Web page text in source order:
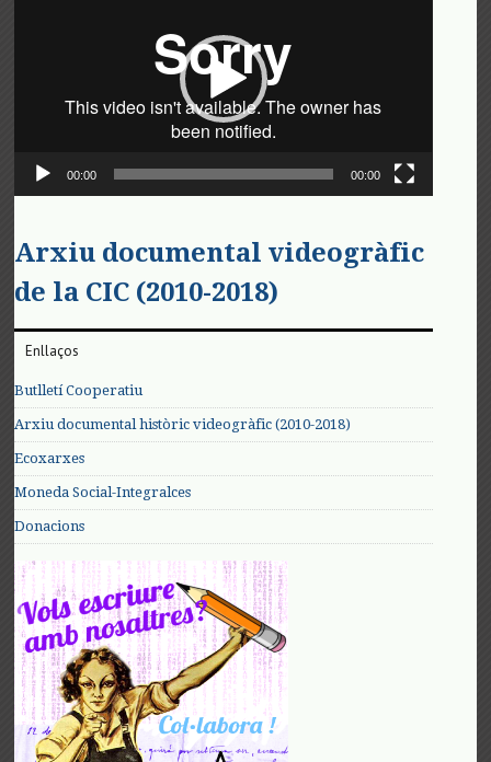
00:00 00:00
Arxiu documental videogràfic
de la CIC (2010-2018)
Enllaços
Butlletí Cooperatiu
Arxiu documental històric videogràfic (2010-2018)
Ecoxarxes
Moneda Social-Integralces
Donacions